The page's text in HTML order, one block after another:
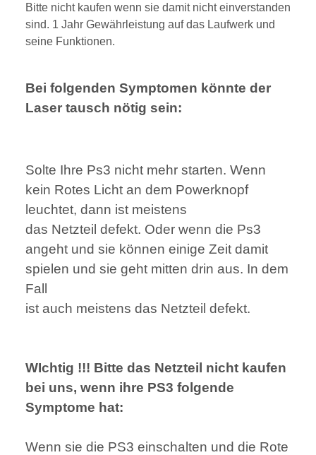
Bitte nicht kaufen wenn sie damit nicht einverstanden
sind. 1 Jahr Gewährleistung auf das Laufwerk und
seine Funktionen.
Bei folgenden Symptomen könnte der
Laser tausch nötig sein:
Solte Ihre Ps3 nicht mehr starten. Wenn
kein Rotes Licht an dem Powerknopf
leuchtet, dann ist meistens
das Netzteil defekt. Oder wenn die Ps3
angeht und sie können einige Zeit damit
spielen und sie geht mitten drin aus. In dem
Fall
ist auch meistens das Netzteil defekt.
WIchtig !!! Bitte das Netzteil nicht kaufen
bei uns, wenn ihre PS3 folgende
Symptome hat:
Wenn sie die PS3 einschalten und die Rote